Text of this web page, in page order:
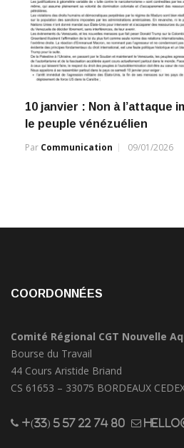
10 janvier : Non à l’attaque
le peuple vénézuélien
Par Communication 09/01/2026
COORDONNÉES
Comité Régional CGT Nouvelle
Bourse du Travail
44 Cours Aristide Briand
CS 61653 – 33075 BORDEAUX
+(33) 5 57 22 74 80